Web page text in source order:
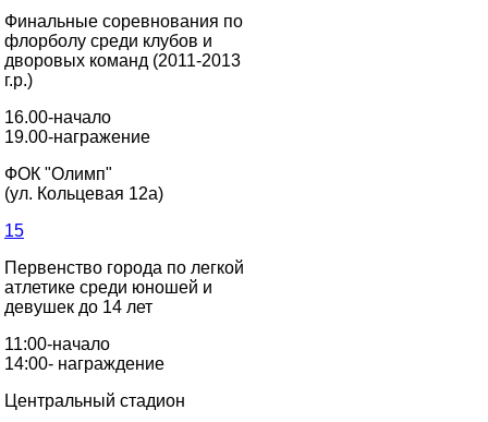
Финальные соревнования по
флорболу среди клубов и
дворовых команд (2011-2013
г.р.)
16.00-начало
19.00-награжение
ФОК "Олимп"
(ул. Кольцевая 12а)
15
Первенство города по легкой
атлетике среди юношей и
девушек до 14 лет
11:00-начало
14:00- награждение
Центральный стадион